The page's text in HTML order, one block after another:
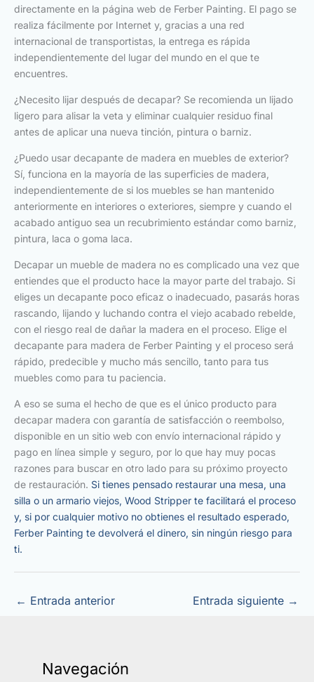
directamente en la página web de Ferber Painting. El pago se
realiza fácilmente por Internet y, gracias a una red
internacional de transportistas, la entrega es rápida
independientemente del lugar del mundo en el que te
encuentres.
¿Necesito lijar después de decapar? Se recomienda un lijado
ligero para alisar la veta y eliminar cualquier residuo final
antes de aplicar una nueva tinción, pintura o barniz.
¿Puedo usar decapante de madera en muebles de exterior?
Sí, funciona en la mayoría de las superficies de madera,
independientemente de si los muebles se han mantenido
anteriormente en interiores o exteriores, siempre y cuando el
acabado antiguo sea un recubrimiento estándar como barniz,
pintura, laca o goma laca.
Decapar un mueble de madera no es complicado una vez que
entiendes que el producto hace la mayor parte del trabajo. Si
eliges un decapante poco eficaz o inadecuado, pasarás horas
rascando, lijando y luchando contra el viejo acabado rebelde,
con el riesgo real de dañar la madera en el proceso. Elige el
decapante para madera de Ferber Painting y el proceso será
rápido, predecible y mucho más sencillo, tanto para tus
muebles como para tu paciencia.
A eso se suma el hecho de que es el único producto para
decapar madera con garantía de satisfacción o reembolso,
disponible en un sitio web con envío internacional rápido y
pago en línea simple y seguro, por lo que hay muy pocas
razones para buscar en otro lado para su próximo proyecto
de restauración. Si tienes pensado restaurar una mesa, una
silla o un armario viejos, Wood Stripper te facilitará el proceso
y, si por cualquier motivo no obtienes el resultado esperado,
Ferber Painting te devolverá el dinero, sin ningún riesgo para
ti.
← Entrada anterior Entrada siguiente →
Navegación